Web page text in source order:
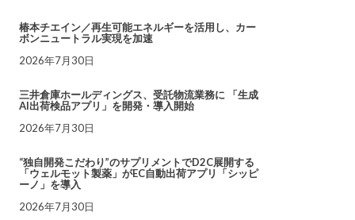
椿本チエイン／再生可能エネルギーを活用し、カー
ボンニュートラル実現を加速
2026年7月30日
三井倉庫ホールディングス、受託物流業務に 「生成
AI出荷検品アプリ」を開発・導入開始
2026年7月30日
“独自開発こだわり”のサプリメントでD2C展開する
「ウェルモット製薬」がEC自動出荷アプリ「シッピ
ーノ」を導入
2026年7月30日